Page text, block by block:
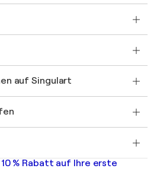
Handelsprogramms
Originalkunst
auf Singulart
% Rabatt auf Ihre erste